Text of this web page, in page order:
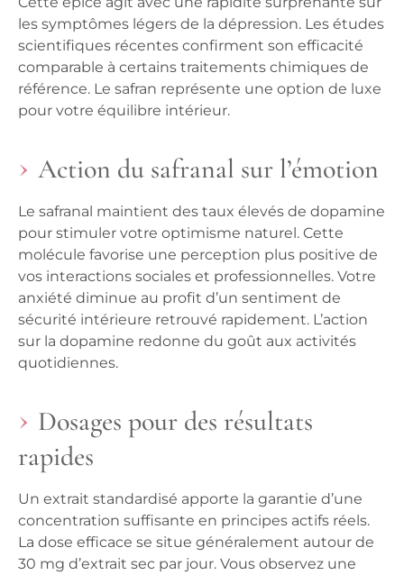
les symptômes légers de la dépression. Les études
scientifiques récentes confirment son efficacité
comparable à certains traitements chimiques de
référence. Le safran représente une option de luxe
pour votre équilibre intérieur.
Action du safranal sur l’émotion
Le safranal maintient des taux élevés de dopamine
pour stimuler votre optimisme naturel. Cette
molécule favorise une perception plus positive de
vos interactions sociales et professionnelles. Votre
anxiété diminue au profit d’un sentiment de
sécurité intérieure retrouvé rapidement. L’action
sur la dopamine redonne du goût aux activités
quotidiennes.
Dosages pour des résultats
rapides
Un extrait standardisé apporte la garantie d’une
concentration suffisante en principes actifs réels.
La dose efficace se situe généralement autour de
30 mg d’extrait sec par jour. Vous observez une